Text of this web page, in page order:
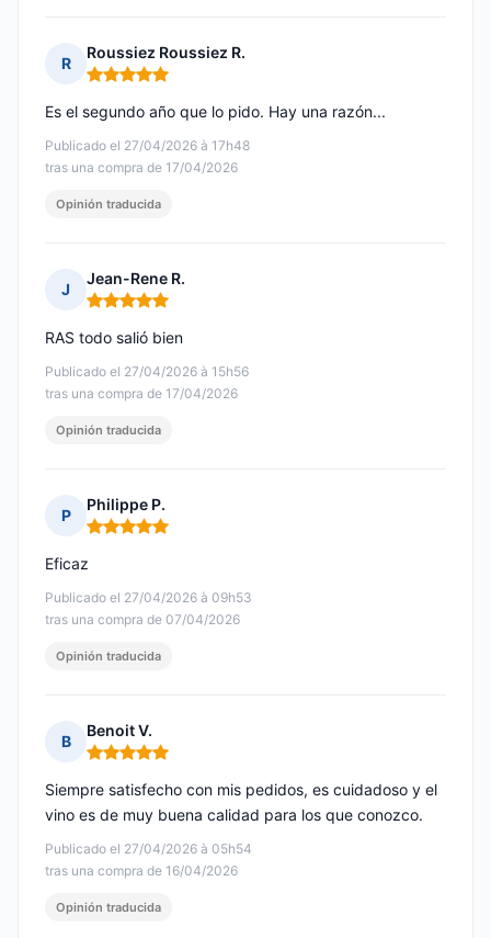
R
Roussiez Roussiez R.
Nota: 5 de 5
Publicado el 27/04/2026 à 17h48
tras una compra de 17/04/2026
Es el segundo año que lo pido. Hay una razón...
Opinión traducida
J
Jean-Rene R.
Nota: 5 de 5
Publicado el 27/04/2026 à 15h56
tras una compra de 17/04/2026
RAS todo salió bien
Opinión traducida
P
Philippe P.
Nota: 5 de 5
Publicado el 27/04/2026 à 09h53
tras una compra de 07/04/2026
Eficaz
Opinión traducida
B
Benoit V.
Nota: 5 de 5
Publicado el 27/04/2026 à 05h54
tras una compra de 16/04/2026
Siempre satisfecho con mis pedidos, es cuidadoso y el
vino es de muy buena calidad para los que conozco.
Opinión traducida